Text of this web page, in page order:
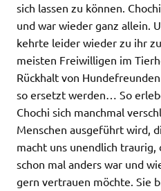
sich lassen zu können.
und war wieder ganz allein.
kehrte leider wieder zu ihr
meisten Freiwilligen im
Rückhalt von
so ersetzt werden… So
Chochi sich manchmal
Menschen ausgeführt wird,
macht uns unendlich traurig,
schon mal anders war und
gern vertrauen möchte. Sie